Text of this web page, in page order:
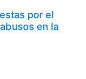
por el
en la